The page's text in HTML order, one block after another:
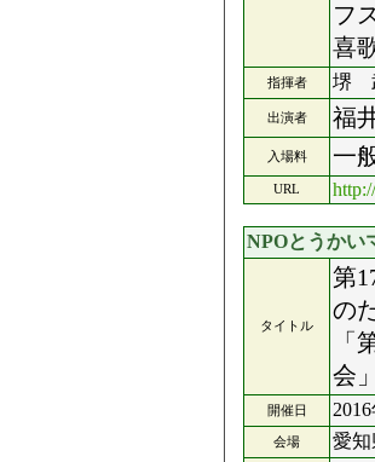
フ
喜
指揮者 堺
出演者 福
入場料 一
URL
NPOとうかい
タイトル
第
の
「
会
開催日
会場 愛